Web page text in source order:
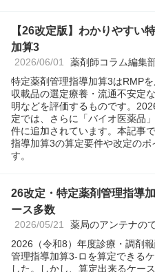
【26改定版】わかりやすい
加算3
2026/06/01 薬剤師コラム編集
特定薬剤管理指導加算3はRMP
収載品の選定療養・流通不安定
明などを評価するものです。
定では、さらに「バイオ医薬品
件に追加されています。本記事
指導加算3の算定要件や改定のポ
す。
26改定・特定薬剤管理指導
ース多数
2026/05/21 薬局のアンテナの
2026（令和8）年度診療・調剤
管理指導加算3-ロを算定できる
した。しかし、算定出来るケー